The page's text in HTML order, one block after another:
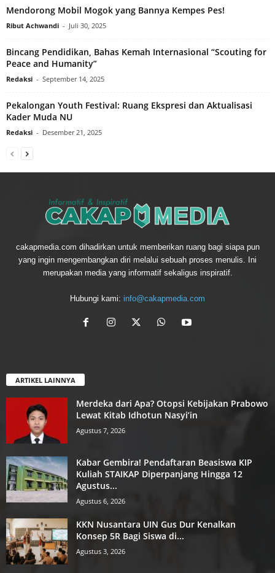
Mendorong Mobil Mogok yang Bannya Kempes Pes!
Ribut Achwandi - Juli 30, 2025
Bincang Pendidikan, Bahas Kemah Internasional “Scouting for
Peace and Humanity”
Redaksi - September 14, 2025
Pekalongan Youth Festival: Ruang Ekspresi dan Aktualisasi
Kader Muda NU
Redaksi - Desember 21, 2025
cakapmedia.com dihadirkan untuk memberikan ruang bagi siapa pun
yang ingin mengembangkan diri melalui sebuah proses menulis. Ini
merupakan media yang informatif sekaligus inspiratif.
Hubungi kami: info@cakapmedia.com
ARTIKEL LAINNYA
Merdeka dari Apa? Otopsi Kebijakan Prabowo
Lewat Kitab Idhotun Nasyi’in
Agustus 7, 2026
Kabar Gembira! Pendaftaran Beasiswa KIP
Kuliah STAIKAP Diperpanjang Hingga 12
Agustus...
Agustus 6, 2026
KKN Nusantara UIN Gus Dur Kenalkan
Konsep 5R Bagi Siswa di...
Agustus 3, 2026